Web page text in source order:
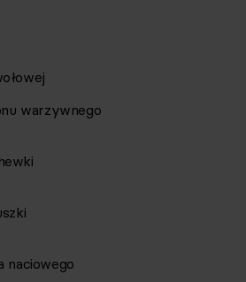
z ilościami i wagami
warzywnego
naciowego